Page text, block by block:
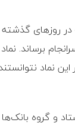
روزهای گذشته
برساند.
نماد